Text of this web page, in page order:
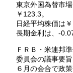
東京外国為替市
￥123.3。
日経平均株価は
長期金利は、-
ＦＲＢ・米連邦
委員会の議事要旨
６月の会合で政